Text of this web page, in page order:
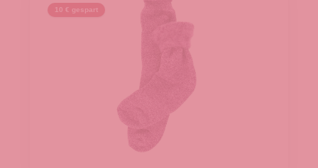
10 € gespart